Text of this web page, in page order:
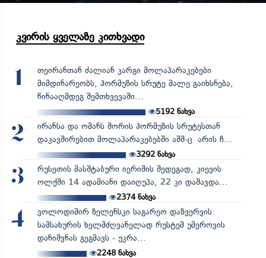
კვირის ყველაზე კითხვადი
1
თეირანთან ძალიან კარგი მოლაპარაკებები
მიმდინარეობს, ჰორმუზის სრუტე მალე გაიხსნება,
წინააღმდეგ შემთხვევაში...
5192 ნახვა
2
ირანსა და ომანს შორის ჰორმუზის სრუტესთან
დაკავშირებით მოლაპარაკებებში აშშ-ც არის ჩ...
3292ნახვა
3
რუსეთის მასშტაბური იერიშის შედეგად, კიევის
ოლქში 14 ადამიანი დაიღუპა, 22 კი დაშავდა...
2374ნახვა
4
ვოლოდიმირ ზელენსკი საგარეო დაზვერვის
სამსახურის ხელმძღვანელად რუსტემ უმეროვის
დანიშვნას გეგმავს - უკრა...
2248ნახვა